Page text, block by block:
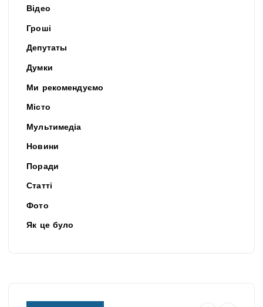
Відео
Гроші
Депутаты
Думки
Ми рекомендуємо
Місто
Мультимедіа
Новини
Поради
Статті
Фото
Як це було